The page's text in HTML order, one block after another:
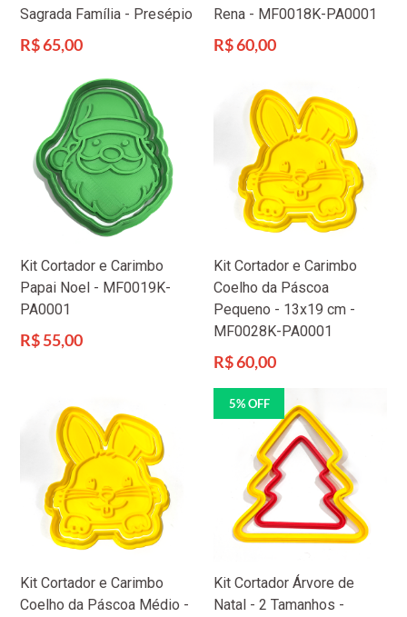
Sagrada Família - Presépio
Preço
R$ 65,00
Rena - MF0018K-PA0001
Preço
R$ 60,00
Kit Cortador e Carimbo
Papai Noel - MF0019K-
PA0001
Preço
R$ 55,00
Kit Cortador e Carimbo
Coelho da Páscoa
Pequeno - 13x19 cm -
MF0028K-PA0001
Preço
R$ 60,00
Kit Cortador e Carimbo
Coelho da Páscoa Médio -
5% OFF
Kit Cortador Árvore de
Natal - 2 Tamanhos -